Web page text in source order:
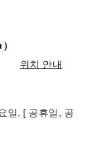
위치 안내
일, [ 공휴일, 공